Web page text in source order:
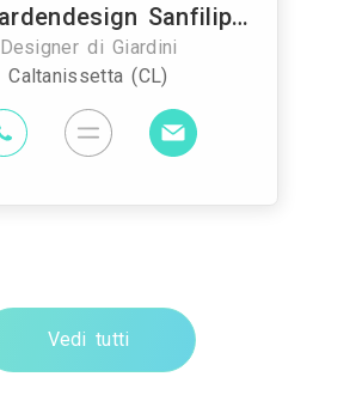
Sicilygardendesign Sanfilippo Samuel
Designer di Giardini
Caltanissetta (CL)
Vedi tutti